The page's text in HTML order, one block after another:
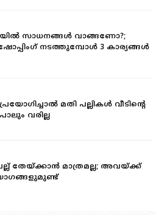
സാധനങ്ങള്‍ വാങ്ങണോ?;
നടത്തുമ്പോള്‍ 3 കാര്യങ്ങള്‍
മതി പല്ലികള്‍ വീടിന്റെ
വരില്ല
തേയ്ക്കാന്‍ മാത്രമല്ല; അവയ്ക്ക്